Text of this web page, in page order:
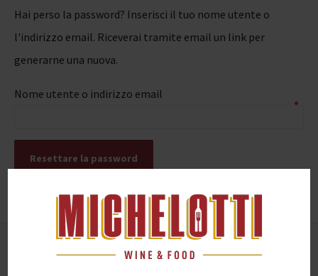
Hai perso la password? Inserisci il tuo nome utente o
l'indirizzo email. Riceverai tramite email un link per
generarne una nuova.
Nome utente o indirizzo email
Resettare la password
Informazioni